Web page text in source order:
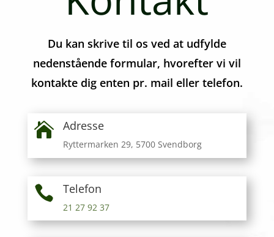
Du kan skrive til os ved at udfylde
nedenstående formular, hvorefter vi vil
kontakte dig enten pr. mail eller telefon.
 Adresse
Ryttermarken 29, 5700 Svendborg
 Telefon
21 27 92 37